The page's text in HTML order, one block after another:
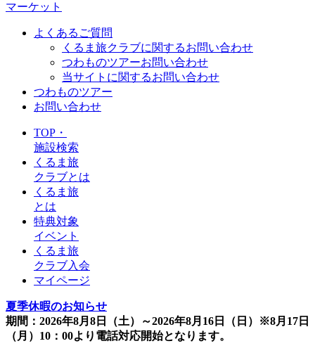
マーケット
よくあるご質問
くるま旅クラブに関するお問い合わせ
つわものツアーお問い合わせ
当サイトに関するお問い合わせ
つわものツアー
お問い合わせ
TOP・
施設検索
くるま旅
クラブとは
くるま旅
とは
特典対象
イベント
くるま旅
クラブ入会
マイページ
夏季休暇のお知らせ
期間：2026年8月8日（土）～2026年8月16日（日）※8月17日
（月）10：00より電話対応開始となります。